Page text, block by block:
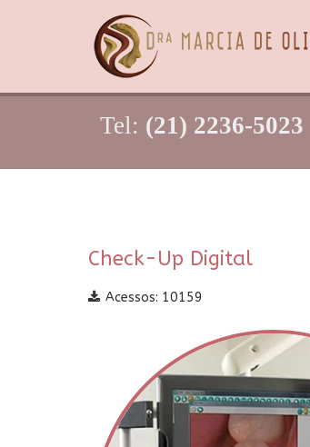
Tel: (21) 2236-5023
Check-Up Digital
Acessos: 10159